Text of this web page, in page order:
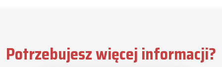
Potrzebujesz więcej informacji?